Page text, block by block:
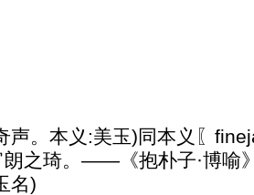
声。本义:美玉)同本义〖
朗之琦。——《抱朴子·博喻
名)